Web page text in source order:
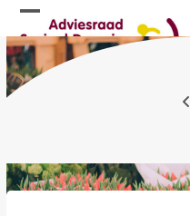
Skip
to
content
Open
mobile
menu
Close
mobile
menu